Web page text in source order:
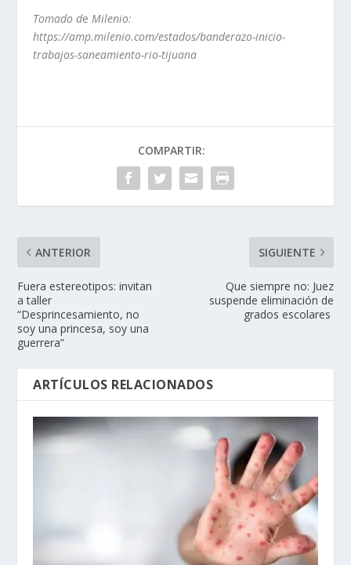
Tomado de Milenio:
https://amp.milenio.com/estados/banderazo-inicio-
trabajos-saneamiento-rio-tijuana
COMPARTIR:
ANTERIOR
Fuera estereotipos: invitan
a taller
“Desprincesamiento, no
soy una princesa, soy una
guerrera”
SIGUIENTE
Que siempre no: Juez
suspende eliminación de
grados escolares
ARTÍCULOS RELACIONADOS